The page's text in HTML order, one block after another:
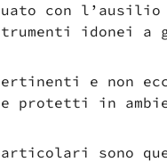
con l’ausilio
idonei a
e non
protetti in
sono